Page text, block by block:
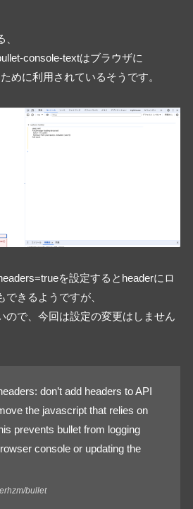
console-textはブラウザに
めに利用されているそうです。
を設定するとheaderにロ
きるようですが、
ので、今回は設定の変更はしません
don’t add headers to API
the javascript that relies on
prevents bullet from logging
console or updating the
bullet